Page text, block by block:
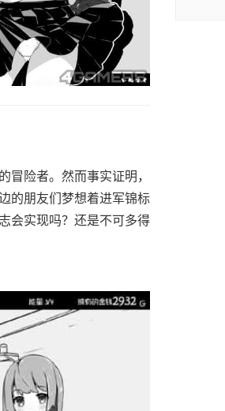
险者。然而事实证明，
的朋友们梦想着进军锦标
会实现吗？还是不可多得